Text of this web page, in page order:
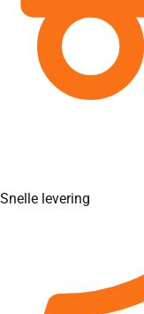
Snelle levering